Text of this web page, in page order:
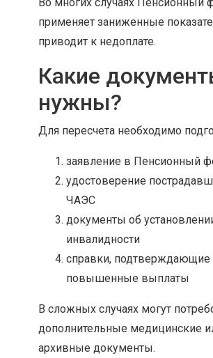
применяет заниженные
приводит к недоплате.
Какие
нужны?
Для пересчета необходимо
заявление в Пенсионный
удостоверение
ЧАЭС
документы об
инвалидности
справки, подтверждающие
повышенные выплаты
В сложных случаях могут
дополнительные медицинские
архивные документы.